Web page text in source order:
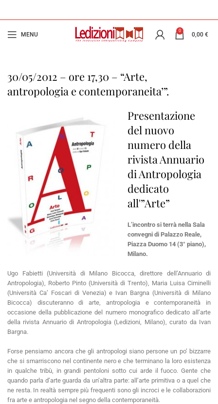
MENU
0
0,00 €
30/05/2012 – ore 17,30 – “Arte,
antropologia e contemporaneita’”.
Presentazione
del nuovo
numero della
rivista Annuario
di Antropologia
dedicato
all'”Arte”
L’incontro si terrà nella Sala
convegni di Palazzo Reale,
Piazza Duomo 14 (3° piano),
Milano.
Ugo Fabietti (Università di Milano Bicocca, direttore dell’Annuario di
Antropologia), Roberto Pinto (Università di Trento), Maria Luisa Ciminelli
(Università Ca’ Foscari di Venezia) e Ivan Bargna (Università di Milano
Bicocca) discuteranno di arte, antropologia e contemporaneità in
occasione della pubblicazione del numero monografico dedicato all’arte
della rivista Annuario di Antropologia (Ledizioni, Milano), curato da Ivan
Bargna.
Forse pensiamo ancora che gli antropologi siano persone un po’ bizzarre
che si smarriscono nel continente nero e che terminano la loro esistenza
in qualche tribù, in grandi pentoloni sotto cui arde il fuoco. Gente che
quando parla d’arte guarda da un’altra parte: all’arte primitiva o a quel che
ne resta. In realtà sempre più frequenti sono gli incroci e le collaborazioni
fra arte e antropologia nel segno della contemporaneità.